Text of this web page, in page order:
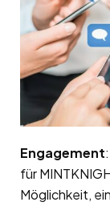
Engagement
für
Möglichkeit,